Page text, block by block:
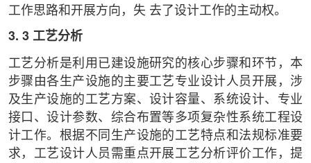
工作思路和开展方向，失 去了设计工作的主动权。
3. 3 工艺分析
工艺分析是利用已建设施研究的核心步骤和环节，本
步骤由各生产设施的主要工艺专业设计人员开展，涉
及生产设施的工艺方案、设计容量、系统设计、专业
接口、设计参数、综合布置等多项复杂性系统工程设
计工作。根据不同生产设施的工艺特点和法规标准要
求，工艺设计人员需重点开展工艺分析评价工作，提